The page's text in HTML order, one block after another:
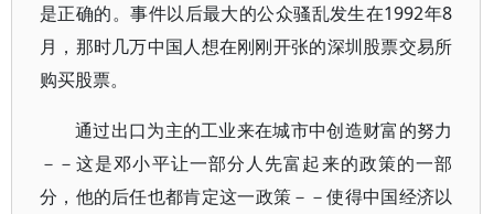
是正确的。事件以后最大的公众骚乱发生在1992年8
月，那时几万中国人想在刚刚开张的深圳股票交易所
购买股票。
通过出口为主的工业来在城市中创造财富的努力
－－这是邓小平让一部分人先富起来的政策的一部
分，他的后任也都肯定这一政策－－使得中国经济以